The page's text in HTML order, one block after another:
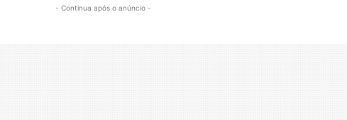
- Continua após o anúncio -